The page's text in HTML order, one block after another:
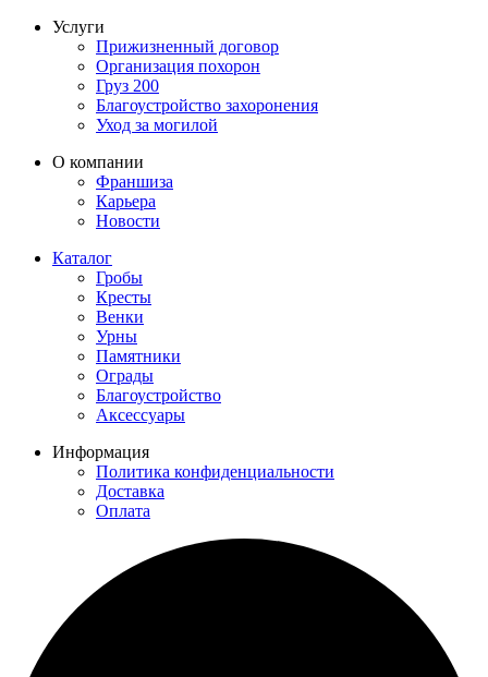
Услуги
Прижизненный договор
Организация похорон
Груз 200
Благоустройство захоронения
Уход за могилой
О компании
Франшиза
Карьера
Новости
Каталог
Гробы
Кресты
Венки
Урны
Памятники
Ограды
Благоустройство
Аксессуары
Информация
Политика конфиденциальности
Доставка
Оплата